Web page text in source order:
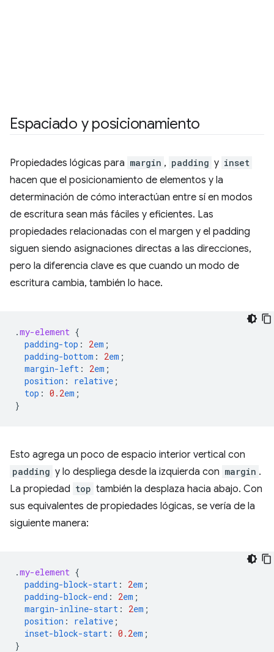
Espaciado y posicionamiento
Propiedades lógicas para margin , padding y inset
hacen que el posicionamiento de elementos y la
determinación de cómo interactúan entre sí en modos
de escritura sean más fáciles y eficientes. Las
propiedades relacionadas con el margen y el padding
siguen siendo asignaciones directas a las direcciones,
pero la diferencia clave es que cuando un modo de
escritura cambia, también lo hace.
.my-element {
padding-top : 2em ;
padding-bottom : 2em ;
margin-left : 2em ;
position : relative ;
top : 0.2em ;
}
Esto agrega un poco de espacio interior vertical con
padding y lo despliega desde la izquierda con margin .
La propiedad top también la desplaza hacia abajo. Con
sus equivalentes de propiedades lógicas, se vería de la
siguiente manera:
.my-element {
padding-block-start : 2em ;
padding-block-end : 2em ;
margin-inline-start : 2em ;
position : relative ;
inset-block-start : 0.2em ;
}